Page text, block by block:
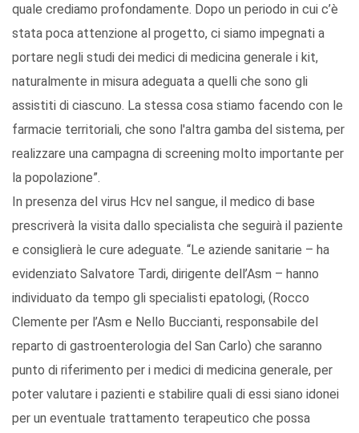
quale crediamo profondamente. Dopo un periodo in cui c’è
stata poca attenzione al progetto, ci siamo impegnati a
portare negli studi dei medici di medicina generale i kit,
naturalmente in misura adeguata a quelli che sono gli
assistiti di ciascuno. La stessa cosa stiamo facendo con le
farmacie territoriali, che sono l'altra gamba del sistema, per
realizzare una campagna di screening molto importante per
la popolazione”.
In presenza del virus Hcv nel sangue, il medico di base
prescriverà la visita dallo specialista che seguirà il paziente
e consiglierà le cure adeguate. “Le aziende sanitarie – ha
evidenziato Salvatore Tardi, dirigente dell’Asm – hanno
individuato da tempo gli specialisti epatologi, (Rocco
Clemente per l’Asm e Nello Buccianti, responsabile del
reparto di gastroenterologia del San Carlo) che saranno
punto di riferimento per i medici di medicina generale, per
poter valutare i pazienti e stabilire quali di essi siano idonei
per un eventuale trattamento terapeutico che possa